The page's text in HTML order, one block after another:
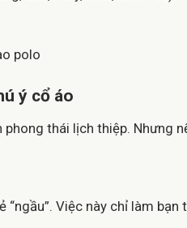
ý cổ áo
thái lịch thiệp. Nhưng
“ngầu”. Việc này chỉ làm bạn